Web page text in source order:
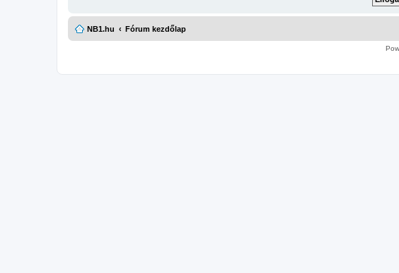
NB1.hu Fórum kezdőlap